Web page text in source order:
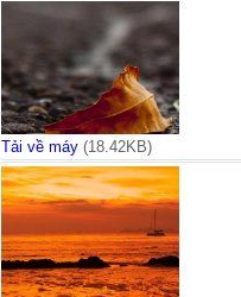
Tải về máy(18.42KB)